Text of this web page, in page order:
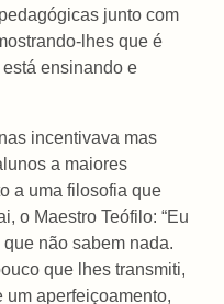
junto com
lhes que é
ensinando e
incentivava mas
a maiores
a uma filosofia que
o Maestro Teófilo: “Eu
não sabem nada.
que lhes transmiti,
um aperfeiçoamento,